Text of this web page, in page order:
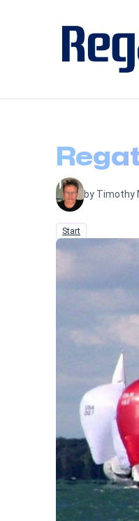
by Timothy
Start